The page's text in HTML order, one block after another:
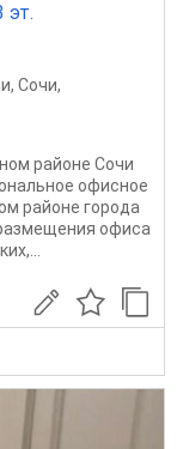
эт.
, Сочи,
районе Сочи
офисное
районе города
офиса